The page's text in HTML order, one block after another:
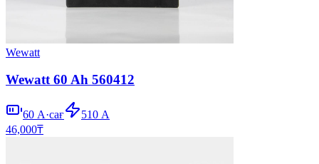
Wewatt
Wewatt 60 Ah 560412
60 А·сағ 510 А
46,000₸